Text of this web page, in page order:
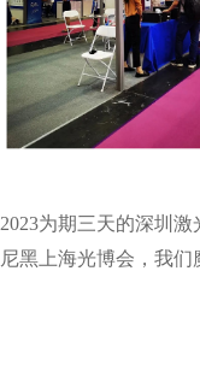
2023为期三天的深圳
尼黑上海光博会，我们